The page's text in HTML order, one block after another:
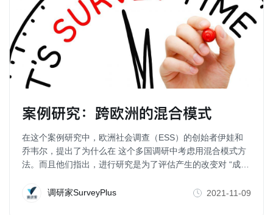
案例研究：跨欧洲的混合模式
在这个案例研究中，欧洲社会调查（ESS）的创始者伊娃和
乔韦尔，提出了为什么在 这个多国调研中考虑用混合模式方
法。而且他们指出，进行研究是为了评估产生的改变对 “成
响。
调研家SurveyPlus 2021-11-09